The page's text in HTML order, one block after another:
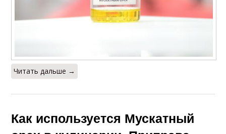
Читать дальше →
Как используется Мускатный